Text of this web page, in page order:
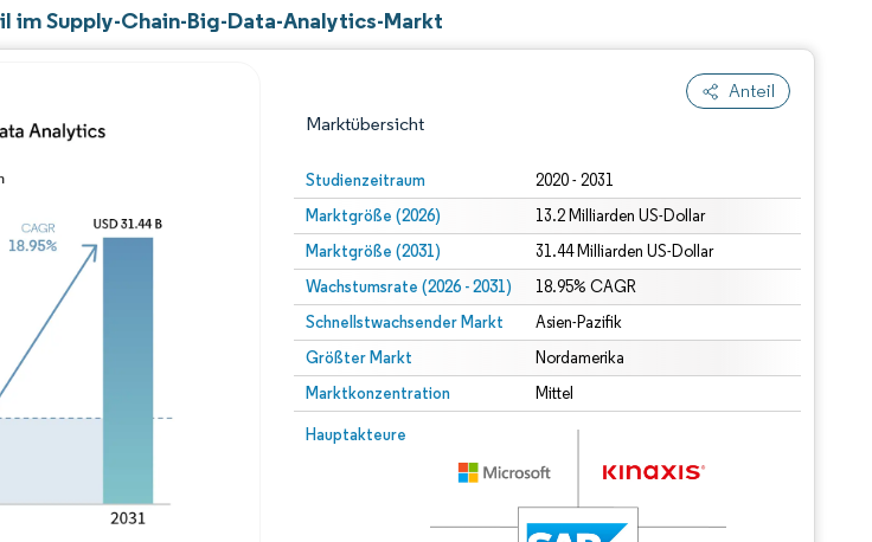
im Supply-Chain-Big-Data-Analytics-Markt
Anteil
Marktübersicht
Studienzeitraum 2020 - 2031
Marktgröße (2026) 13.2 Milliarden US-Dollar
Marktgröße (2031) 31.44 Milliarden US-Dollar
Wachstumsrate (2026 - 2031) 18.95% CAGR
Schnellstwachsender Markt Asien-Pazifik
Größter Markt Nordamerika
Marktkonzentration Mittel
Hauptakteure
Bild © Mordor Intelligence. Wiederverwendung erfordert Namensnennung gemäß CC BY 4.0.
Bild © Mordor Intelligence. Wiederverwendung erfordert Namensnennung gemäß CC BY 4.0.